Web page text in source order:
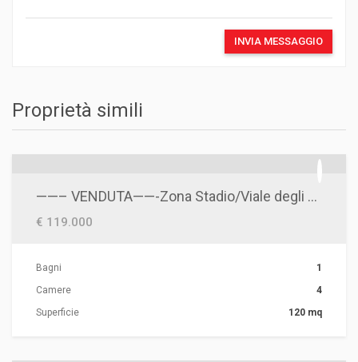
INVIA MESSAGGIO
Proprietà simili
——– VENDUTA——-Zona Stadio/Viale degli Aviatori- Ampio Quadrilocale
€ 119.000
Bagni
1
Camere
4
Superficie
120 mq